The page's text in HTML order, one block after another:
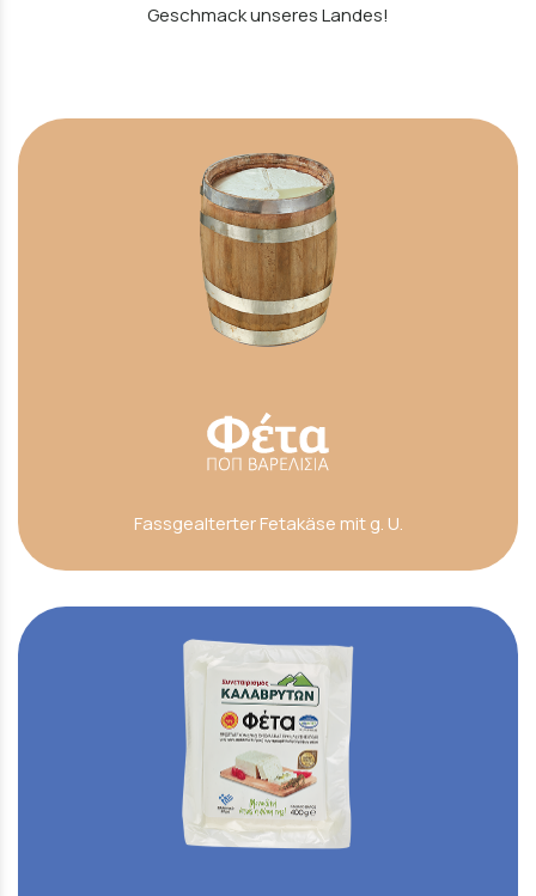
Geschmack unseres Landes!
Fassgealterter Fetakäse mit g. U.